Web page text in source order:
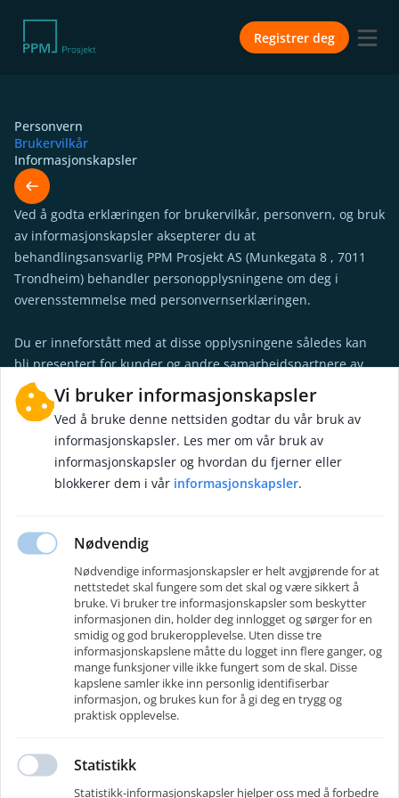
Registrer deg
Personvern
Brukervilkår
Informasjonskapsler
Ved å godta erklæringen for brukervilkår, personvern, og bruk
av informasjonskapsler aksepterer du at
behandlingsansvarlig PPM Prosjekt AS (Munkegata 8 , 7011
Trondheim) behandler personopplysningene om deg i
overensstemmelse med personvernserklæringen.
Du er inneforstått med at disse opplysningene således kan
bli presentert for kunder og andre samarbeidspartnere av
PPM Prosjekt AS, og der behandlingsansvarlig eller
databehandler er forpliktet å gjøre dette som følge av
lovpålagte krav.
Opplysningene gis frivillig, og du er gjort kjent med at du kan
kreve innsyn, retting og sletting etter
PPM Prosjekt AS
Vi er PPM Prosjekt:
Vi leder prosjektene som gir varige verdier for våre oppdragsgivere.
Hos PPM Prosjekt er vi opptatt av hva prosjektene betyr. Ikke bare for dem
som eier dem, men for menneskene som bruker dem, for lokalsamfunnet
og for fremtiden.
Kontakter
Vi bruker informasjonskapsler
Ved å bruke denne nettsiden godtar du vår bruk av
informasjonskapsler. Les mer om vår bruk av
informasjonskapsler og hvordan du fjerner eller
blokkerer dem i vår informasjonskapsler.
Nødvendig
Nødvendige informasjonskapsler er helt avgjørende for at
nettstedet skal fungere som det skal og være sikkert å
bruke. Vi bruker tre informasjonskapsler som beskytter
informasjonen din, holder deg innlogget og sørger for en
smidig og god brukeropplevelse. Uten disse tre
informasjonskapslene måtte du logget inn flere ganger, og
mange funksjoner ville ikke fungert som de skal. Disse
kapslene samler ikke inn personlig identifiserbar
informasjon, og brukes kun for å gi deg en trygg og
praktisk opplevelse.
Statistikk
Statistikk-informasjonskapsler hjelper oss med å forbedre